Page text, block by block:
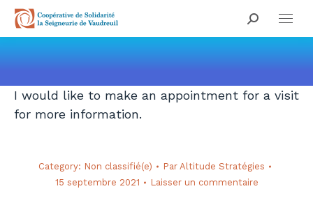
Search:
Vous êtes ici :
I would like to make an appointment for a visit
for more information.
Category: Non classifié(e) Par Altitude Stratégies
15 septembre 2021
Laisser un commentaire